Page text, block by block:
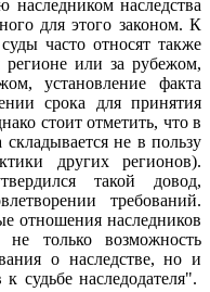
наследства
для этого законом. К
часто относят также
или за рубежом,
установление факта
срока для принятия
стоит отметить, что в
не в пользу
других регионов).
такой довод,
требований.
отношения наследников
не только возможность
о наследстве, но и
судьбе наследодателя".